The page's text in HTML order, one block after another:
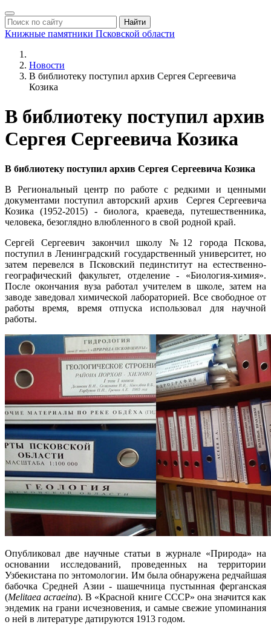
Найти
Книжные памятники Псковской области
Новости
В библиотеку поступил архив Сергея Сергеевича
Козика
В библиотеку поступил архив
Сергея Сергеевича Козика
В библиотеку поступил архив Сергея Сергеевича Козика
В Региональный центр по работе с редкими и ценными
документами поступил авторский архив Сергея Сергеевича
Козика (1952-2015) - биолога, краеведа, путешественника,
человека, безоглядно влюбленного в свой родной край.
Сергей Сергеевич закончил школу №12 города Пскова,
поступил в Ленинградский государственный университет, но
затем перевелся в Псковский пединститут на естественно­
географический факультет, отделение - «Биология-химия».
После окончания вуза работал учителем в школе, затем на
заводе заведовал химической лабораторией. Все свободное от
работы время, время отпуска использовал для научной
работы.
Опубликовал две научные статьи в журнале «Природа» на
основании исследований, проведенных на территории
Узбекистана по энтомологии. Им была обнаружена редчайшая
бабочка Средней Азии - шашечница пустынная ферганская
(Melitaea acraeina). В «Красной книге СССР» она значится как
эндемик на грани исчезновения, и самые свежие упоминания
о ней в литературе датируются 1913 годом.